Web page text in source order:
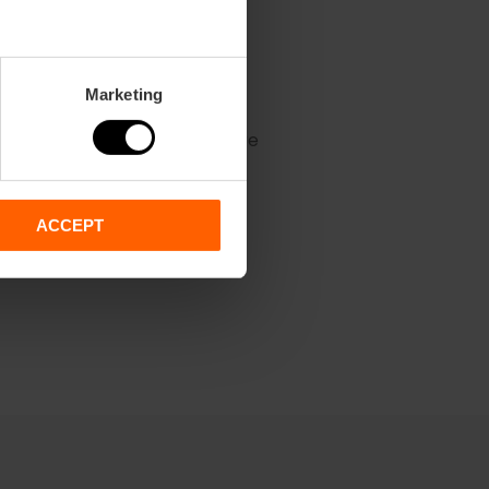
Marketing
ACCEPT
11 de desembre
novembre | 19 de desembre